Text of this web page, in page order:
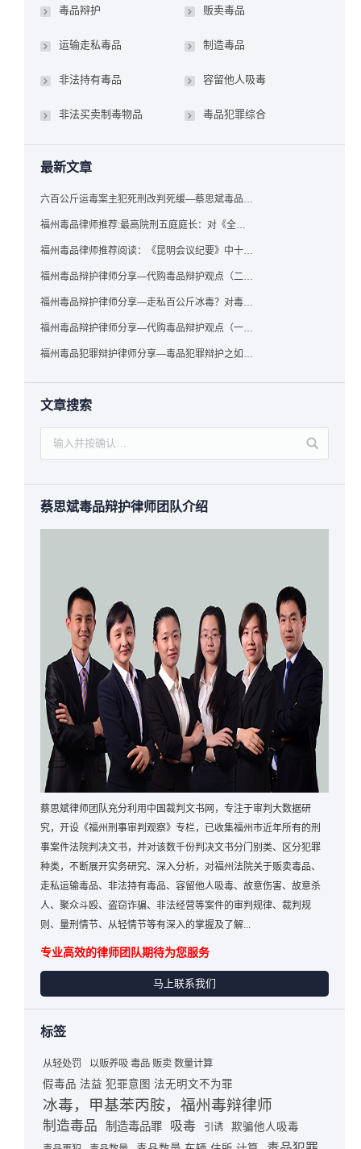
毒品辩护 贩卖毒品
运输走私毒品 制造毒品
非法持有毒品 容留他人吸毒
非法买卖制毒物品 毒品犯罪综合
最新文章
六百公斤运毒案主犯死刑改判死缓—蔡思斌毒品犯罪辩护成功案例
福州毒品律师推荐:最高院刑五庭庭长：对《全国法院毒品案件审判工作会议纪要》的理解与适用
福州毒品律师推荐阅读：《昆明会议纪要》中十个“意想不到”的规定
福州毒品辩护律师分享—代购毒品辩护观点（二）——“牟利”之辩
福州毒品辩护律师分享—走私百公斤冰毒？对毒品缺失型走私毒品罪案件，该如何有效辩护
福州毒品辩护律师分享—代购毒品辩护观点（一）——“真假”之辩
福州毒品犯罪辩护律师分享—毒品犯罪辩护之如何提炼言辞证据
文章搜索
蔡思斌毒品辩护律师团队介绍
蔡思斌律师团队充分利用中国裁判文书网，专注于审判大数据研
究，开设《福州刑事审判观察》专栏，已收集福州市近年所有的刑
事案件法院判决文书，并对该数千份判决文书分门别类、区分犯罪
种类，不断展开实务研究、深入分析，对福州法院关于贩卖毒品、
走私运输毒品、非法持有毒品、容留他人吸毒、故意伤害、故意杀
人、聚众斗殴、盗窃诈骗、非法经营等案件的审判规律、裁判规
则、量刑情节、从轻情节等有深入的掌握及了解...
专业高效的律师团队期待为您服务
马上联系我们
标签
从轻处罚 以贩养吸 毒品 贩卖 数量计算
假毒品 法益 犯罪意图 法无明文不为罪
冰毒，甲基苯丙胺，福州毒辩律师
制造毒品 制造毒品罪 吸毒 引诱 欺骗他人吸毒